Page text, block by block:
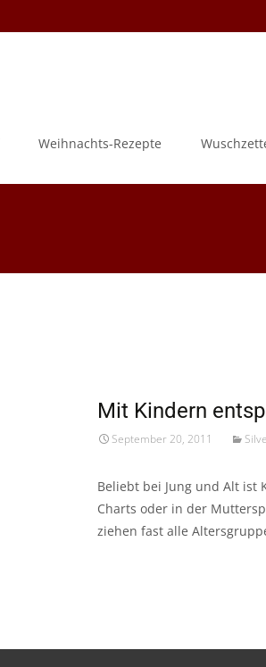
Weihnachts-Rezepte
Mit Kindern
September 20, 2011
Beliebt bei Jung und Alt ist
Charts oder in der
ziehen fast alle